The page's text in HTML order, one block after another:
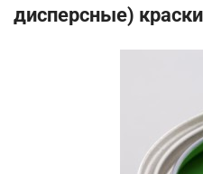
дисперсные)